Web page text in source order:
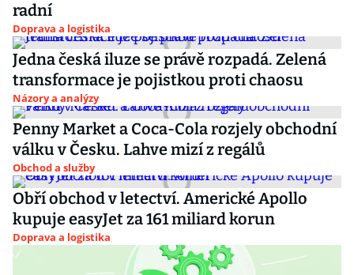
radní
Doprava a logistika
Jedna česká iluze se právě rozpadá. Zelená
transformace je pojistkou proti chaosu
Názory a analýzy
Penny Market a Coca-Cola rozjely obchodní
válku v Česku. Lahve mizí z regálů
Obchod a služby
Obří obchod v letectví. Americké Apollo
kupuje easyJet za 161 miliard korun
Doprava a logistika